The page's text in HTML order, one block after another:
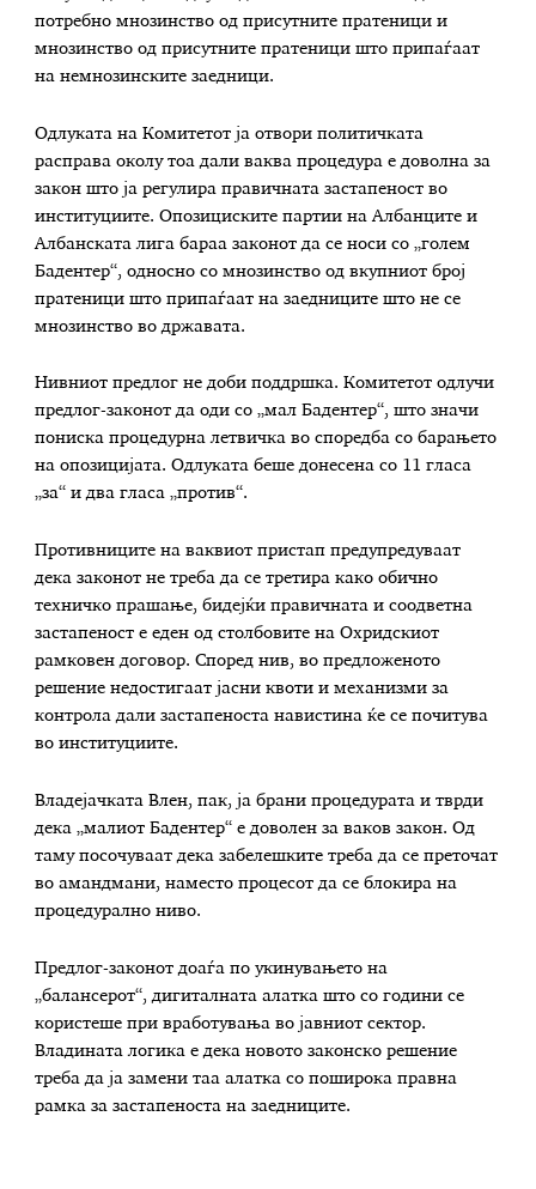
потребно мнозинство од присутните пратеници и
мнозинство од присутните пратеници што припаѓаат
на немнозинските заедници.
Одлуката на Комитетот ја отвори политичката
расправа околу тоа дали ваква процедура е доволна за
закон што ја регулира правичната застапеност во
институциите. Опозициските партии на Албанците и
Албанската лига бараа законот да се носи со „голем
Бадентер“, односно со мнозинство од вкупниот број
пратеници што припаѓаат на заедниците што не се
мнозинство во државата.
Нивниот предлог не доби поддршка. Комитетот одлучи
предлог-законот да оди со „мал Бадентер“, што значи
пониска процедурна летвичка во споредба со барањето
на опозицијата. Одлуката беше донесена со 11 гласа
„за“ и два гласа „против“.
Противниците на ваквиот пристап предупредуваат
дека законот не треба да се третира како обично
техничко прашање, бидејќи правичната и соодветна
застапеност е еден од столбовите на Охридскиот
рамковен договор. Според нив, во предложеното
решение недостигаат јасни квоти и механизми за
контрола дали застапеноста навистина ќе се почитува
во институциите.
Владејачката Влен, пак, ја брани процедурата и тврди
дека „малиот Бадентер“ е доволен за ваков закон. Од
таму посочуваат дека забелешките треба да се преточат
во амандмани, наместо процесот да се блокира на
процедурално ниво.
Предлог-законот доаѓа по укинувањето на
„балансерот“, дигиталната алатка што со години се
користеше при вработувања во јавниот сектор.
Владината логика е дека новото законско решение
треба да ја замени таа алатка со поширока правна
рамка за застапеноста на заедниците.